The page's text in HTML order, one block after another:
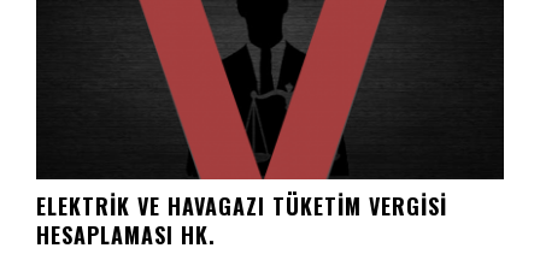
ELEKTRIK VE HAVAGAZI TÜKETIM VERGISI
HESAPLAMASI HK.